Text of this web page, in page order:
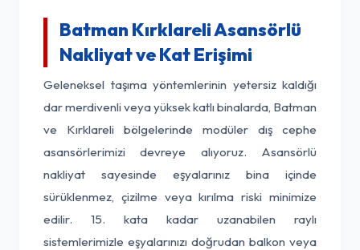
Batman Kırklareli Asansörlü
Nakliyat ve Kat Erişimi
Geleneksel taşıma yöntemlerinin yetersiz kaldığı
dar merdivenli veya yüksek katlı binalarda, Batman
ve Kırklareli bölgelerinde modüler dış cephe
asansörlerimizi devreye alıyoruz. Asansörlü
nakliyat sayesinde eşyalarınız bina içinde
sürüklenmez, çizilme veya kırılma riski minimize
edilir. 15. kata kadar uzanabilen raylı
sistemlerimizle eşyalarınızı doğrudan balkon veya